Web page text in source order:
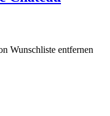
Wunschliste entfernen